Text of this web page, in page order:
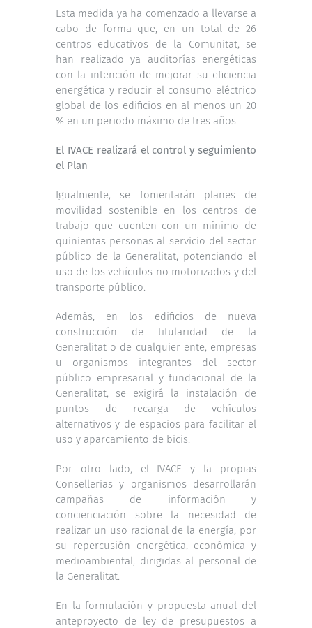
Esta medida ya ha comenzado a llevarse a
cabo de forma que, en un total de 26
centros educativos de la Comunitat, se
han realizado ya auditorías energéticas
con la intención de mejorar su eficiencia
energética y reducir el consumo eléctrico
global de los edificios en al menos un 20
% en un periodo máximo de tres años.
El IVACE realizará el control y seguimiento
el Plan
Igualmente, se fomentarán planes de
movilidad sostenible en los centros de
trabajo que cuenten con un mínimo de
quinientas personas al servicio del sector
público de la Generalitat, potenciando el
uso de los vehículos no motorizados y del
transporte público.
Además, en los edificios de nueva
construcción de titularidad de la
Generalitat o de cualquier ente, empresas
u organismos integrantes del sector
público empresarial y fundacional de la
Generalitat, se exigirá la instalación de
puntos de recarga de vehículos
alternativos y de espacios para facilitar el
uso y aparcamiento de bicis.
Por otro lado, el IVACE y la propias
Consellerias y organismos desarrollarán
campañas de información y
concienciación sobre la necesidad de
realizar un uso racional de la energía, por
su repercusión energética, económica y
medioambiental, dirigidas al personal de
la Generalitat.
En la formulación y propuesta anual del
anteproyecto de ley de presupuestos a